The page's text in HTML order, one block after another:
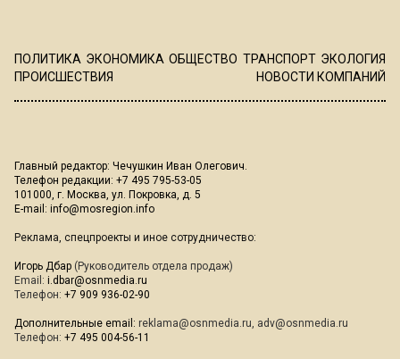
ПОЛИТИКА ЭКОНОМИКА ОБЩЕСТВО ТРАНСПОРТ ЭКОЛОГИЯ
ПРОИСШЕСТВИЯ
НОВОСТИ КОМПАНИЙ
Главный редактор: Чечушкин Иван Олегович.
Телефон редакции: +7 495 795-53-05
101000, г. Москва, ул. Покровка, д. 5
E-mail: info@mosregion.info
Реклама, спецпроекты и иное сотрудничество:
Игорь Дбар (Руководитель отдела продаж)
Email: i.dbar@osnmedia.ru
Телефон: +7 909 936-02-90
Дополнительные email: reklama@osnmedia.ru, adv@osnmedia.ru
Телефон: +7 495 004-56-11